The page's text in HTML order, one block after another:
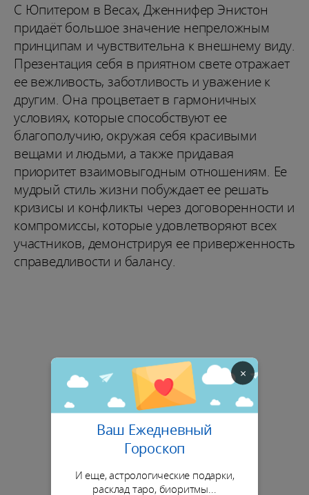
С Юпитером в Весах, Дженнифер Энистон
придаёт большое значение непреложным
принципам и чувствительна к внешнему виду.
Презентация себя в приятном свете отражает
ее вежливость, заботливость и уважение к
другим. Она процветает в гармоничных
условиях, которые способствуют ее
благополучию, окружая себя красивыми
вещами и людьми, а также придавая
приоритет взаимовыгодным отношениям. Ее
мудрый стиль жизни побуждает ее решать
кризисы и конфликты через договоренности и
компромиссы, которые удовлетворяют всех
участников, демонстрируя ее приверженность
справедливости и балансу.
×
Ваш Ежедневный
Гороскоп
И еще, астрологические подарки,
расклад таро, биоритмы...